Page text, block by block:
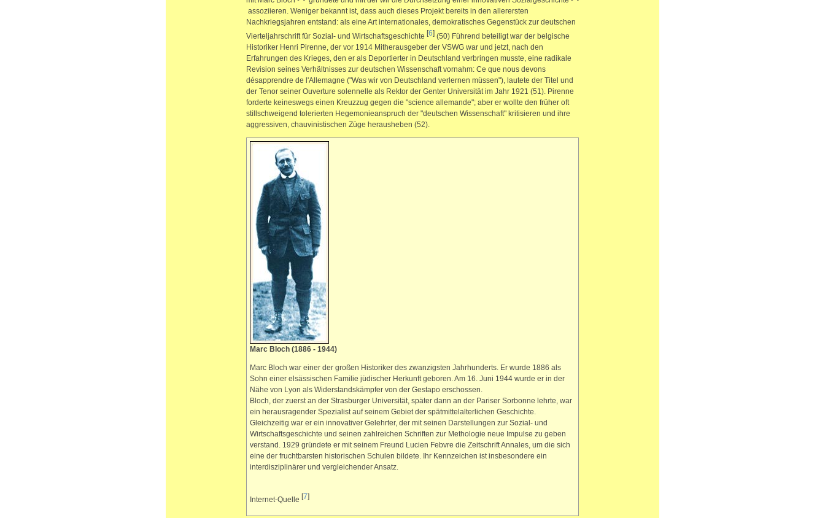
assoziieren. Weniger bekannt ist, dass auch dieses Projekt bereits in den allerersten
Nachkriegsjahren entstand: als eine Art internationales, demokratisches Gegenstück zur deutschen
Vierteljahrschrift für Sozial- und Wirtschaftsgeschichte [6](50) Führend beteiligt war der belgische
Historiker Henri Pirenne, der vor 1914 Mitherausgeber der VSWG war und jetzt, nach den
Erfahrungen des Krieges, den er als Deportierter in Deutschland verbringen musste, eine radikale
Revision seines Verhältnisses zur deutschen Wissenschaft vornahm: Ce que nous devons
désapprendre de l'Allemagne ("Was wir von Deutschland verlernen müssen"), lautete der Titel und
der Tenor seiner Ouverture solennelle als Rektor der Genter Universität im Jahr 1921 (51). Pirenne
forderte keineswegs einen Kreuzzug gegen die "science allemande"; aber er wollte den früher oft
stillschweigend tolerierten Hegemonieanspruch der "deutschen Wissenschaft" kritisieren und ihre
aggressiven, chauvinistischen Züge herausheben (52).
Marc Bloch (1886 - 1944)
Marc Bloch war einer der großen Historiker des zwanzigsten Jahrhunderts. Er wurde 1886 als
Sohn einer elsässischen Familie jüdischer Herkunft geboren. Am 16. Juni 1944 wurde er in der
Nähe von Lyon als Widerstandskämpfer von der Gestapo erschossen.
Bloch, der zuerst an der Strasburger Universität, später dann an der Pariser Sorbonne lehrte, war
ein herausragender Spezialist auf seinem Gebiet der spätmittelalterlichen Geschichte.
Gleichzeitig war er ein innovativer Gelehrter, der mit seinen Darstellungen zur Sozial- und
Wirtschaftsgeschichte und seinen zahlreichen Schriften zur Methologie neue Impulse zu geben
verstand. 1929 gründete er mit seinem Freund Lucien Febvre die Zeitschrift Annales, um die sich
eine der fruchtbarsten historischen Schulen bildete. Ihr Kennzeichen ist insbesondere ein
interdisziplinärer und vergleichender Ansatz.
Internet-Quelle [7]